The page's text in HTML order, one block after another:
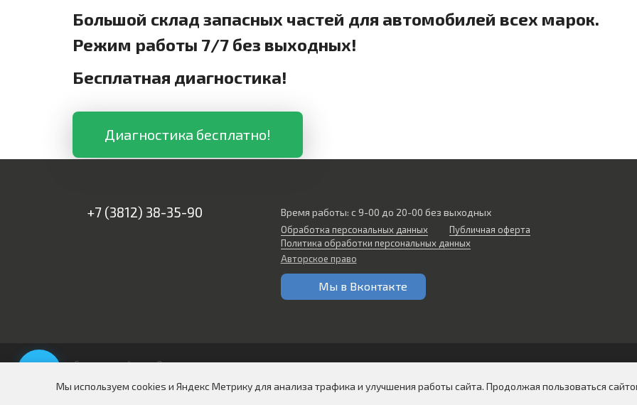
Большой склад запасных частей для автомобилей всех марок.
Режим работы 7/7 без выходных!
Бесплатная диагностика!
Диагностика бесплатно!
+7 (3812) 38-35-90 Время работы: с 9-00 до 20-00 без выходных
Обработка персональных данных
Публичная оферта
Политика обработки персональных данных
Авторское право
Мы в Вконтакте
Создание сайтов в Омске
Мы используем cookies и Яндекс Метрику для анализа трафика и улучшения работы сайта. Продолжая пользоваться